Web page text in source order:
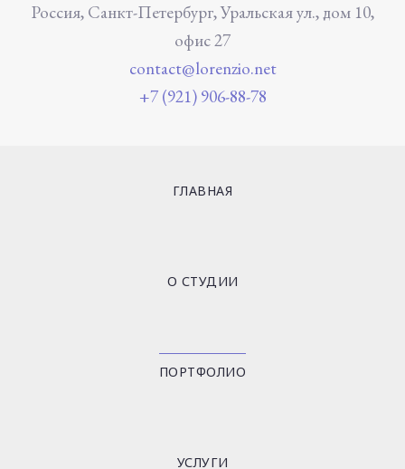
Россия, Санкт-Петербург, Уральская ул., дом 10,
офис 27
contact@lorenzio.net
+7 (921) 906-88-78
ГЛАВНАЯ
О СТУДИИ
ПОРТФОЛИО
УСЛУГИ